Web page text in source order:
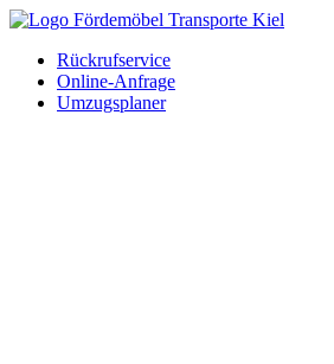
Rückrufservice
Online-Anfrage
Umzugsplaner